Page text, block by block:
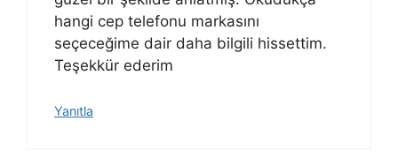
hangi cep telefonu markasını
seçeceğime dair daha bilgili hissettim.
Teşekkür ederim
Yanıtla